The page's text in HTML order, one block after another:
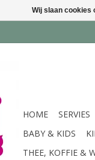
HOME SERVIES
BABY & KIDS
THEE, KOFFIE &
Wij slaan cookies